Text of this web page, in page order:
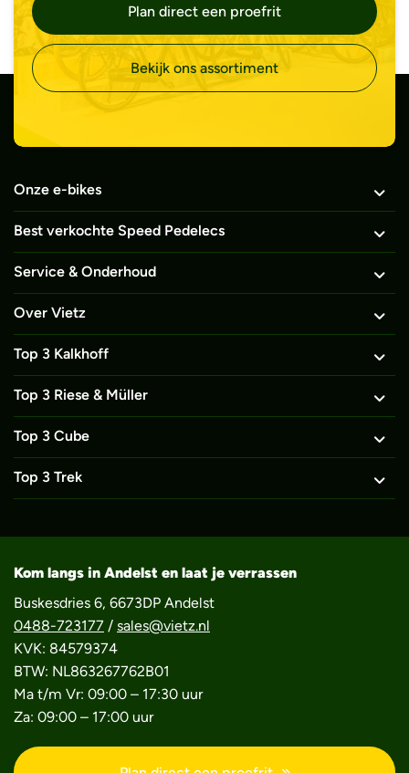
Plan direct een proefrit
Bekijk ons assortiment
Onze e-bikes
Best verkochte Speed Pedelecs
Service & Onderhoud
Over Vietz
Top 3 Kalkhoff
Top 3 Riese & Müller
Top 3 Cube
Top 3 Trek
Kom langs in Andelst en laat je verrassen
Buskesdries 6, 6673DP Andelst
0488-723177 / sales@vietz.nl
KVK: 84579374
BTW: NL863267762B01
Ma t/m Vr: 09:00 – 17:30 uur
Za: 09:00 – 17:00 uur